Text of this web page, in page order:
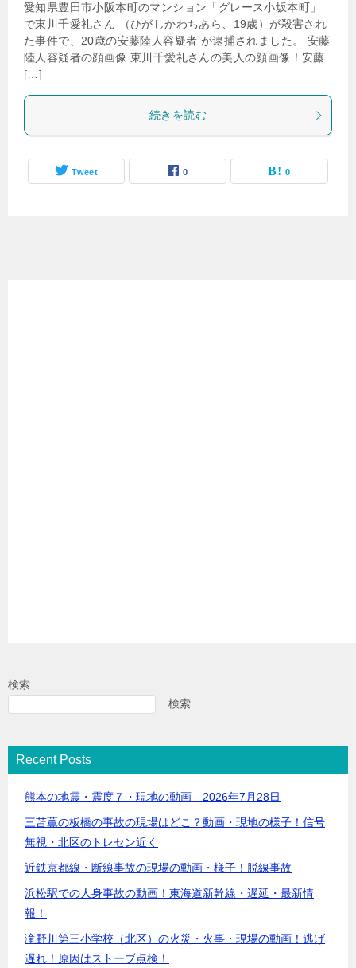
愛知県豊田市小阪本町のマンション「グレース小坂本町」
で東川千愛礼さん （ひがしかわちあら、19歳）が殺害され
た事件で、20歳の安藤陸人容疑者 が逮捕されました。 安藤
陸人容疑者の顔画像 東川千愛礼さんの美人の顔画像！安藤
[…]
続きを読む
Tweet 0 0
検索
検索
Recent Posts
熊本の地震・震度７・現地の動画 2026年7月28日
三苫薫の板橋の事故の現場はどこ？動画・現地の様子！信号
無視・北区のトレセン近く
近鉄京都線・断線事故の現場の動画・様子！脱線事故
浜松駅での人身事故の動画！東海道新幹線・遅延・最新情
報！
滝野川第三小学校（北区）の火災・火事・現場の動画！逃げ
遅れ！原因はストーブ点検！